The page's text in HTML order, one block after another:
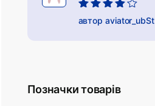
Оцінено в
4з 5
автор aviator_ubSt
Позначки товарів